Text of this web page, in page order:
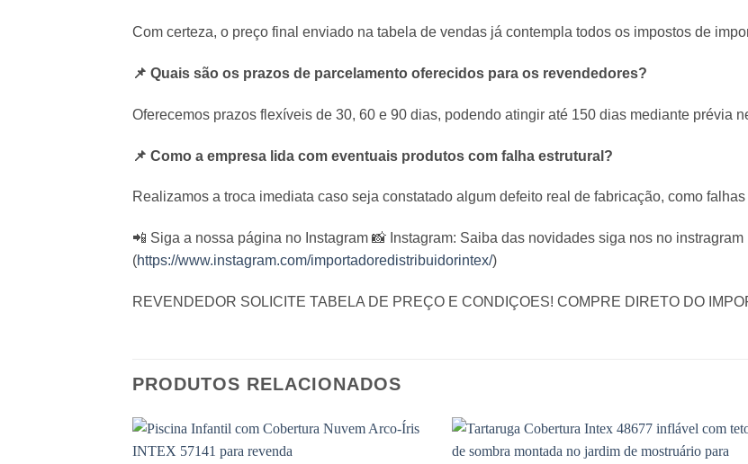
Com certeza, o preço final enviado na tabela de vendas já contempla todos os impostos de
📌 Quais são os prazos de parcelamento oferecidos para os revendedores?
Oferecemos prazos flexíveis de 30, 60 e 90 dias, podendo atingir até 150 dias mediante prévia
📌 Como a empresa lida com eventuais produtos com falha estrutural?
Realizamos a troca imediata caso seja constatado algum defeito real de fabricação, como
📲 Siga a nossa página no Instagram 📸 Instagram: Saiba das novidades siga nos no instragram
(https://www.instagram.com/importadoredistribuidorintex/)
REVENDEDOR SOLICITE TABELA DE PREÇO E CONDIÇOES! COMPRE DIRETO DO
PRODUTOS RELACIONADOS